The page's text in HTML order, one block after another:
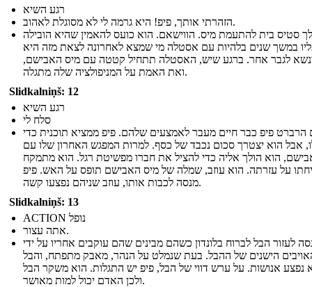
רגע השיא
הזהרתי אותך, פיפ! היא גרמה לי לא מסוגלת לאהוב.
סטיס בית להתעמת מיס. הווישאם. הוא כועס להאמין שהיא הובילה
במשך שנים בלהיות עם אסטלה מי שמצא לאחרונה לצאת מזה היא
לגבר אחר. ברגע שיש, האסטלה תתחיל קטטה עם מיס האבישם,
ואת האמת על המניפולציה שלה מתגלה.
Slidkalniņš: 12
רגע השיא
סלח לי
הרברט פיפ כבר חיים מעבר לאמצעים שלהם. פיפ ממציא תוכנית כדי
אבל הוא יצטרך סכום נכבד של כסף. למרות המפגש האחרון שלו עם
הוא הולך אליה כדי להציל את חברו מפשיטת רגל. הוא מתמקח
על עזרתה. הוא עוזב, שמלה של מיס האבישם תופס על האש. פיפ
מנסה לכבות אותו, עוזב שניהם נפצעו קשה.
Slidkalniņš: 13
ACTION נופל
אתה עצור.
לעזור הבל לברוח בלונדון כשהם מבינים שהם עוקבים אחריו על ידי
הישנים של ההבל. בעת שנמלט על הנהר, מאבק מתפתח, והבל
נפצע אנושות. על ערש דווי של הבל, פיפ יש התגלות. הוא משקר הבל
ולכן האדם יכול למות מאושר.